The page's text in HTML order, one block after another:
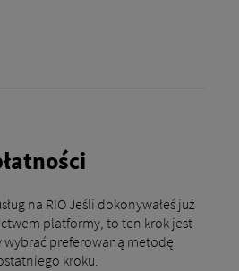
na RIO Jeśli dokonywałeś już
platformy, to ten krok jest
wybrać preferowaną metodę
kroku.